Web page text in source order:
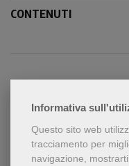
Informativa
Questo sito web
tracciamento per
navigazione,
CONTENUTI